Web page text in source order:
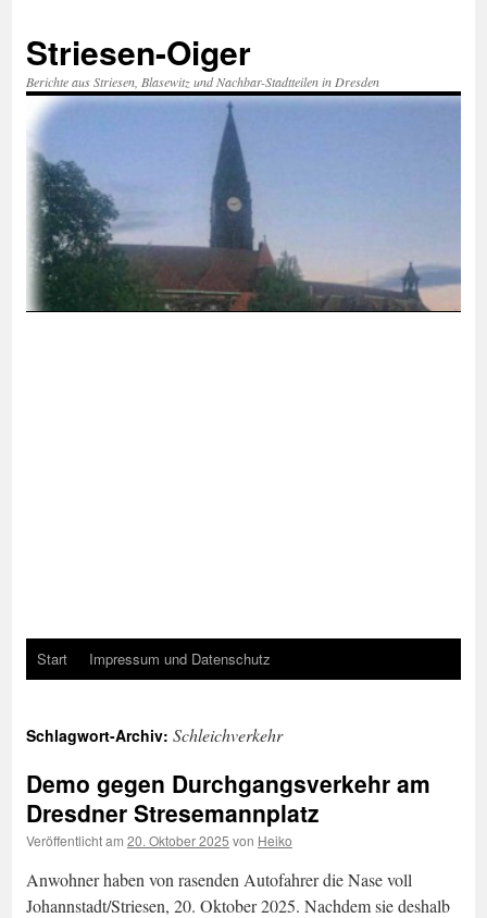
springen
Striesen-Oiger
Berichte aus Striesen, Blasewitz und Nachbar-Stadtteilen in Dresden
Start Impressum und Datenschutz
Schlagwort-Archiv: Schleichverkehr
Demo gegen Durchgangsverkehr am
Dresdner Stresemannplatz
Veröffentlicht am 20. Oktober 2025 von Heiko
Anwohner haben von rasenden Autofahrer die Nase voll
Johannstadt/Striesen, 20. Oktober 2025. Nachdem sie deshalb